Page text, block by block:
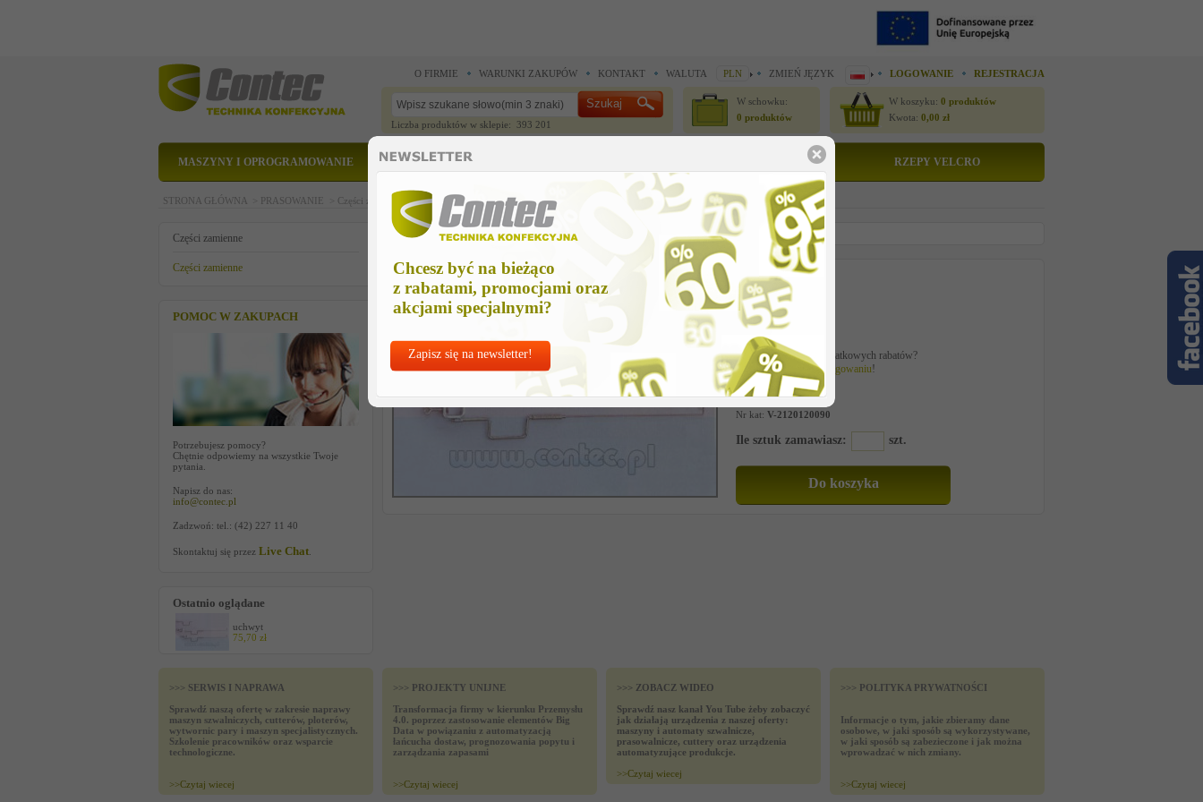
Chcesz być na bieżąco
z rabatami, promocjami oraz
akcjami specjalnymi?
Zapisz się na newsletter!
O FIRMIE WARUNKI ZAKUPÓW KONTAKT WALUTA PLN ZMIEŃ JĘZYK LOGOWANIE REJESTRACJA
Liczba produktów w sklepie: 393 201
W schowku:
0 produktów
W koszyku: 0 produktów
Kwota: 0,00 zł
MASZYNY I OPROGRAMOWANIE CZĘŚCI ZAMIENNE RZEPY VELCRO
STRONA GŁÓWNA > PRASOWANIE > Części zamienne >Części zamienne > uchwyt
Części zamienne
Części zamienne
POMOC W ZAKUPACH
Potrzebujesz pomocy?
Chętnie odpowiemy na wszystkie Twoje
pytania.
Napisz do nas:
info@contec.pl
Zadzwoń: tel.: (42) 227 11 40
Skontaktuj się przez Live Chat
Ostatnio oglądane
uchwyt
75,70 zł
uchwyt
Cena netto
75,70 zł
Chcesz korzystać z dodatkowych rabatów?
Najlepszeceny pozalogowaniu!
Nr kat: V-2120120090
Ile sztuk zamawiasz: szt.
>>> SERWIS I NAPRAWA
Sprawdź naszą ofertę w zakresie naprawy
maszyn szwalniczych, cutterów, ploterów,
wytwornic pary i maszyn specjalistycznych.
Szkolenie pracowników oraz wsparcie
technologiczne.
>>Czytaj wiecej
>>> PROJEKTY UNIJNE
Transformacja firmy w kierunku Przemysłu
4.0. poprzez zastosowanie elementów Big
Data w powiązaniu z automatyzacją
łańcucha dostaw, prognozowania popytu i
zarządzania zapasami
>>Czytaj wiecej
>>> ZOBACZ WIDEO
Sprawdź nasz kanał You Tube żeby zobaczyć
jak działają urządzenia z naszej oferty:
maszyny i automaty szwalnicze,
prasowalnicze, cuttery oraz urządzenia
automatyzujące produkcje.
>>Czytaj wiecej
>>> POLITYKA PRYWATNOŚCI
Informacje o tym, jakie zbieramy dane
osobowe, w jaki sposób są wykorzystywane,
w jaki sposób są zabezieczone i jak można
wprowadzać w nich zmiany.
>>Czytaj wiecej